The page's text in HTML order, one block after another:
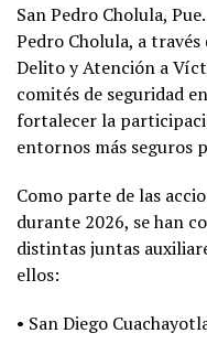
San Pedro Cholula,
Pedro Cholula, a
Delito y Atención a
comités de seguridad
fortalecer la
entornos más seguros
Como parte de las
durante 2026, se han
distintas juntas
ellos:
• San Diego